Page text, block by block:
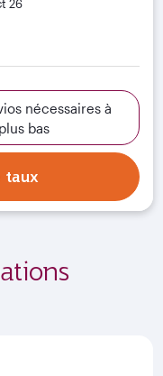
26
nécessaires à
bas
taux